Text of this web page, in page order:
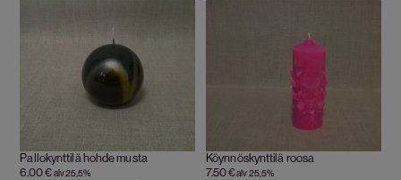
Pallokynttilä hohde musta
6.00€alv 25,5%
Köynnöskynttilä roosa
7.50€alv 25,5%